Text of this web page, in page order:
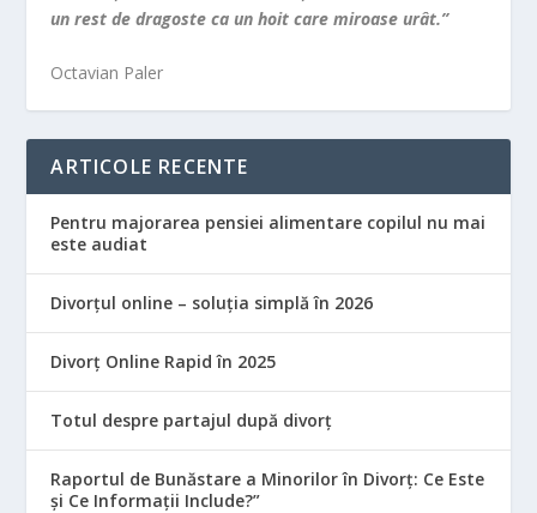
un rest de dragoste ca un hoit care miroase urât.”
Octavian Paler
ARTICOLE RECENTE
Pentru majorarea pensiei alimentare copilul nu mai
este audiat
Divorțul online – soluția simplă în 2026
Divorț Online Rapid în 2025
Totul despre partajul după divorț
Raportul de Bunăstare a Minorilor în Divorț: Ce Este
și Ce Informații Include?”